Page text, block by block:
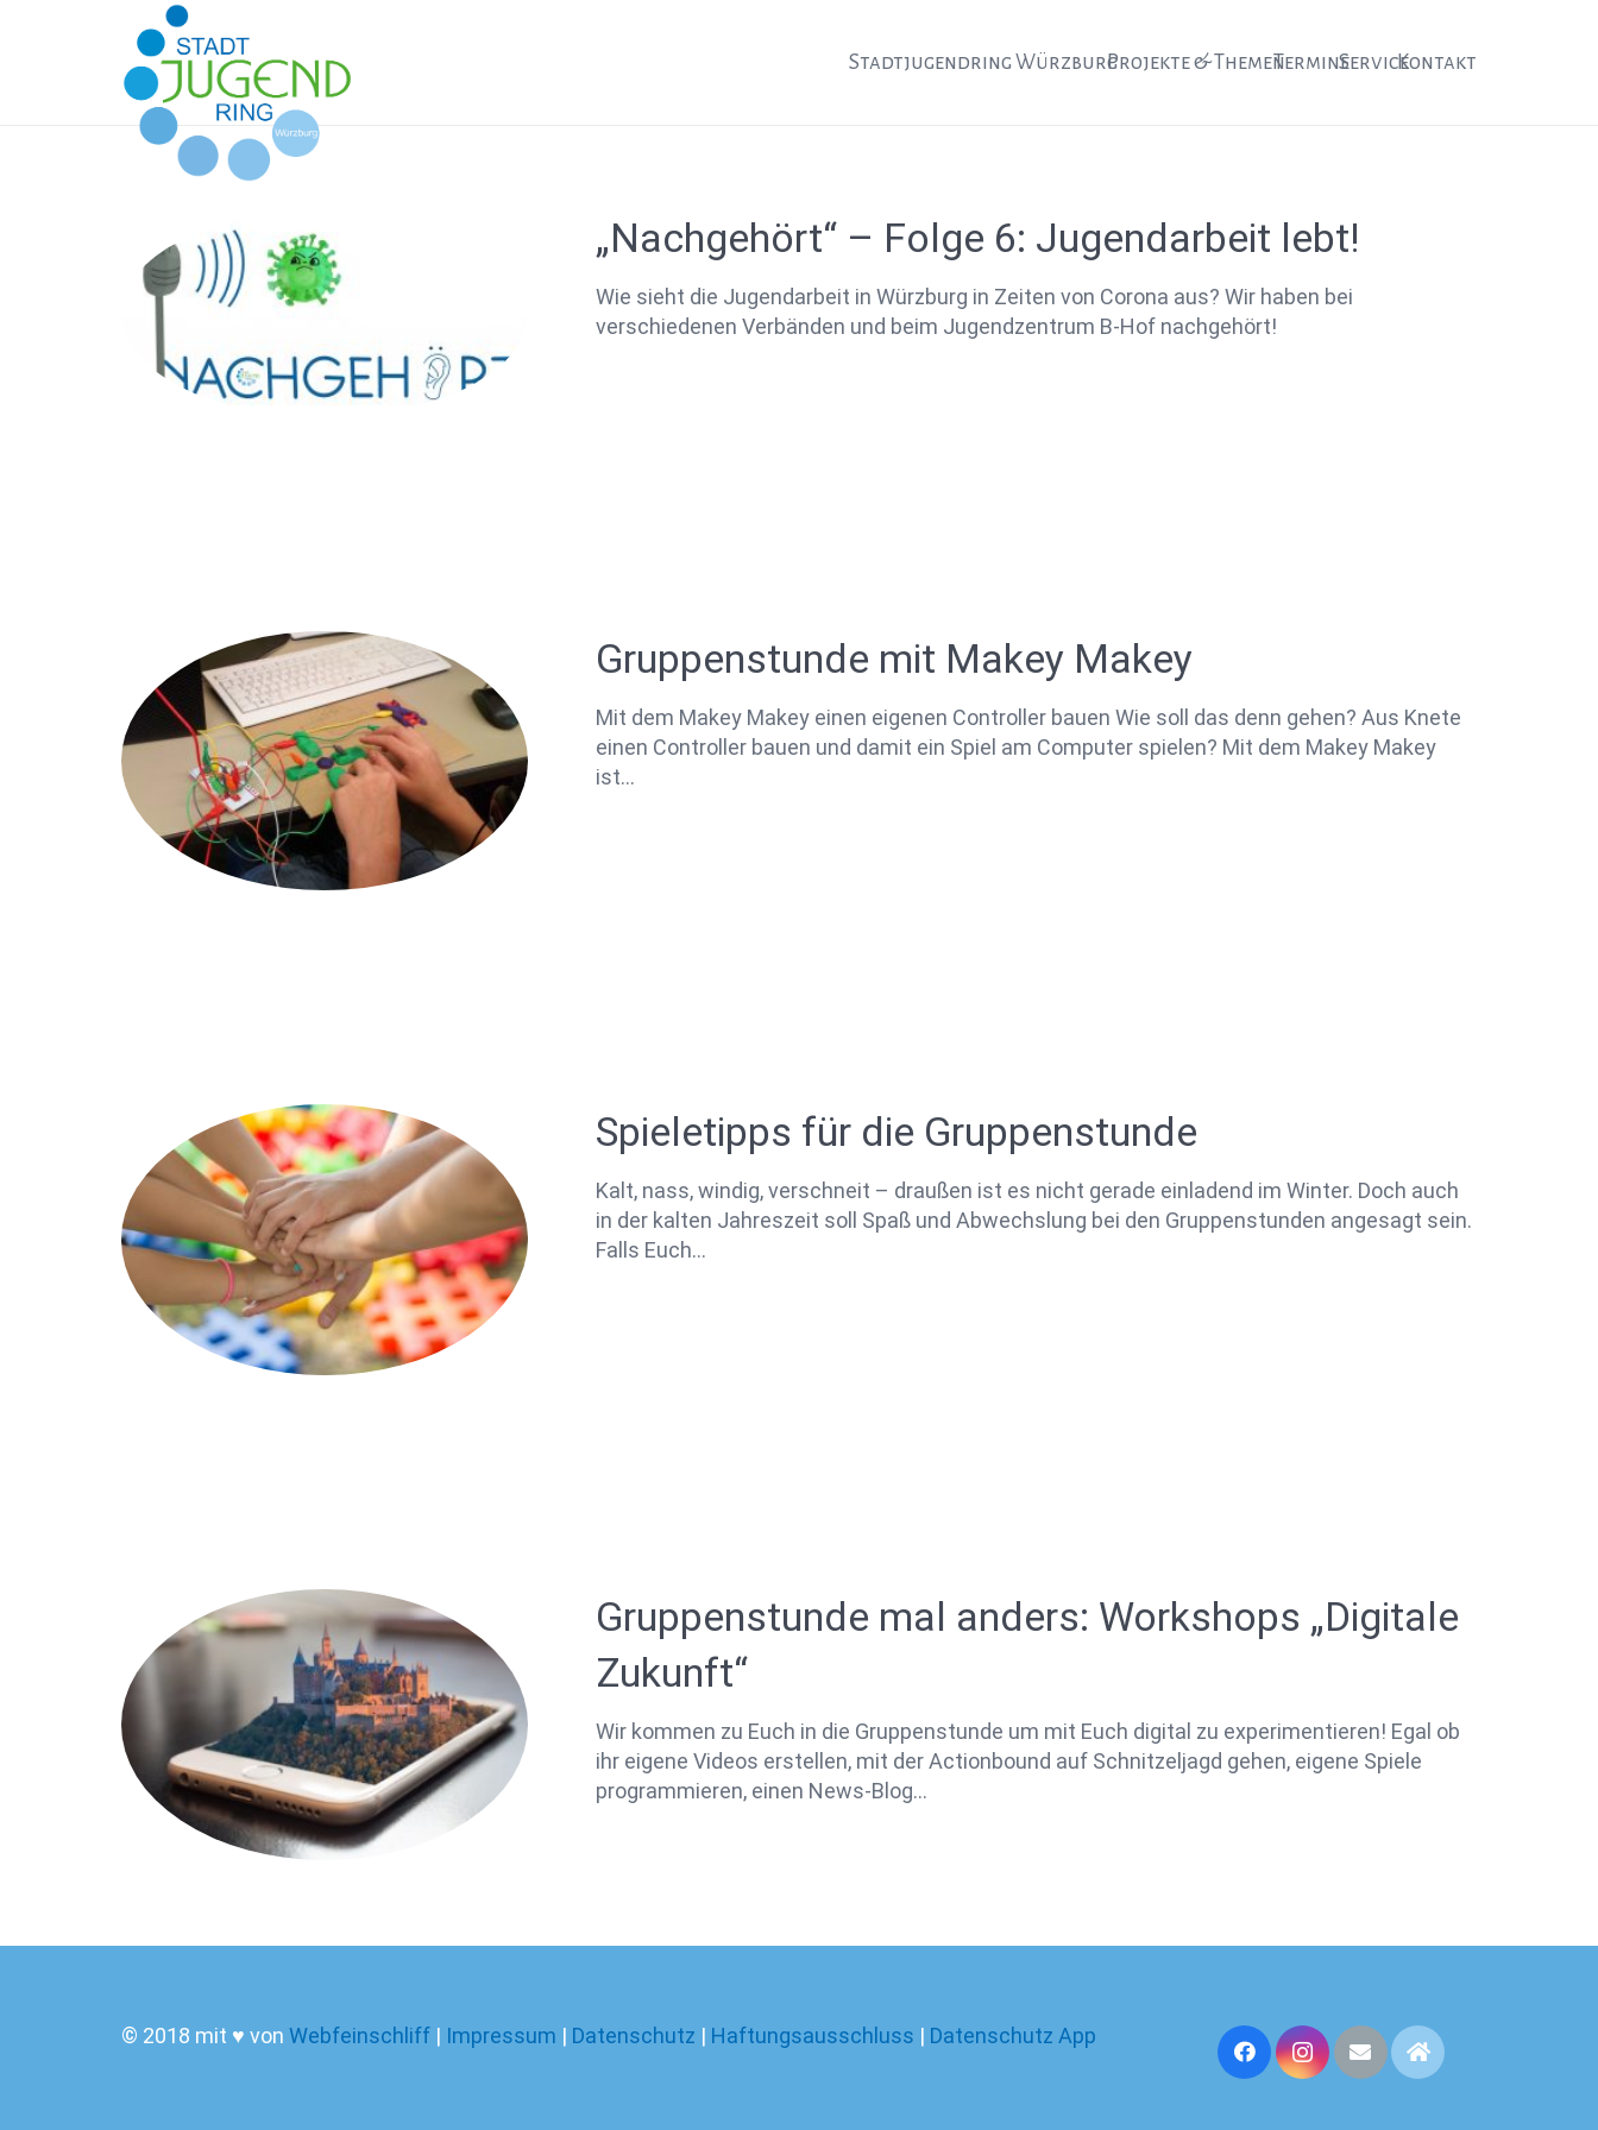
Stadtjugendring WürzburgProjekte & ThemenTermineServiceKontakt
„Nachgehört“ – Folge 6: Jugendarbeit lebt!
Wie sieht die Jugendarbeit in Würzburg in Zeiten von Corona aus? Wir haben bei
verschiedenen Verbänden und beim Jugendzentrum B-Hof nachgehört!
Gruppenstunde mit Makey Makey
Mit dem Makey Makey einen eigenen Controller bauen Wie soll das denn gehen? Aus Knete
einen Controller bauen und damit ein Spiel am Computer spielen? Mit dem Makey Makey
ist…
Spieletipps für die Gruppenstunde
Kalt, nass, windig, verschneit – draußen ist es nicht gerade einladend im Winter. Doch auch
in der kalten Jahreszeit soll Spaß und Abwechslung bei den Gruppenstunden angesagt sein.
Falls Euch…
Gruppenstunde mal anders: Workshops „Digitale
Zukunft“
Wir kommen zu Euch in die Gruppenstunde um mit Euch digital zu experimentieren! Egal ob
ihr eigene Videos erstellen, mit der Actionbound auf Schnitzeljagd gehen, eigene Spiele
programmieren, einen News-Blog…
© 2018 mit ♥ von Webfeinschliff | Impressum | Datenschutz | Haftungsausschluss | Datenschutz App